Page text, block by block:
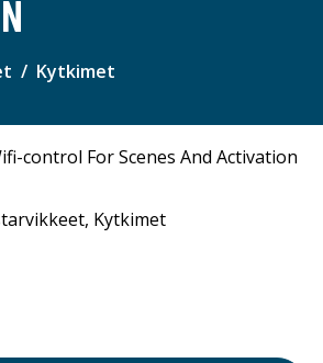
Kytkimet
, Kytkimet